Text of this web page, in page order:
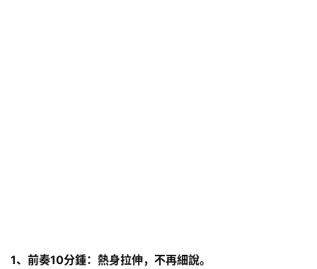
1、前奏10分鍾：熱身拉伸，不再細說。